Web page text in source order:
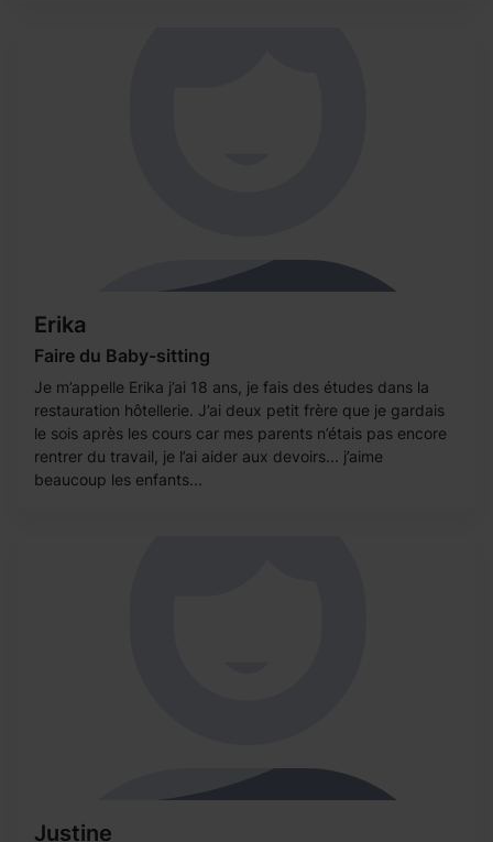
Erika
Faire du Baby-sitting
Je m’appelle Erika j’ai 18 ans, je fais des études dans la
restauration hôtellerie. J’ai deux petit frère que je gardais
le sois après les cours car mes parents n’étais pas encore
rentrer du travail, je l’ai aider aux devoirs... j’aime
beaucoup les enfants...
Justine